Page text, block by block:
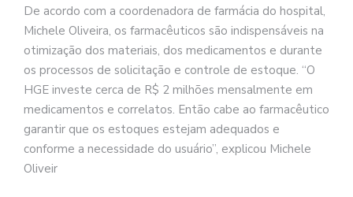
De acordo com a coordenadora de farmácia do hospital,
Michele Oliveira, os farmacêuticos são indispensáveis na
otimização dos materiais, dos medicamentos e durante
os processos de solicitação e controle de estoque. “O
HGE investe cerca de R$ 2 milhões mensalmente em
medicamentos e correlatos. Então cabe ao farmacêutico
garantir que os estoques estejam adequados e
conforme a necessidade do usuário”, explicou Michele
Oliveir